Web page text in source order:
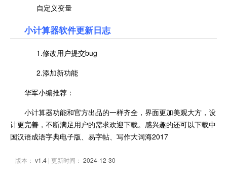
自定义变量
小计算器软件更新日志
1.修改用户提交bug
2.添加新功能
华军小编推荐：
小计算器功能和官方出品的一样齐全，界面更加美观大方，设
计更完善，不断满足用户的需求欢迎下载。感兴趣的还可以下载中
国汉语成语字典电子版、易字帖、写作大词海2017
版本： v1.4 | 更新时间： 2024-12-30